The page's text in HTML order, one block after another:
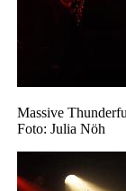
Massive
Foto: Julia Nöh